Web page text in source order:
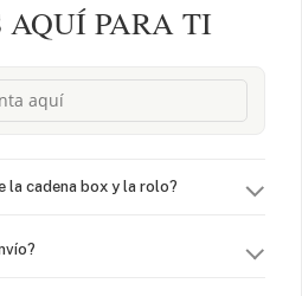
AQUÍ PARA TI
la cadena box y la rolo?